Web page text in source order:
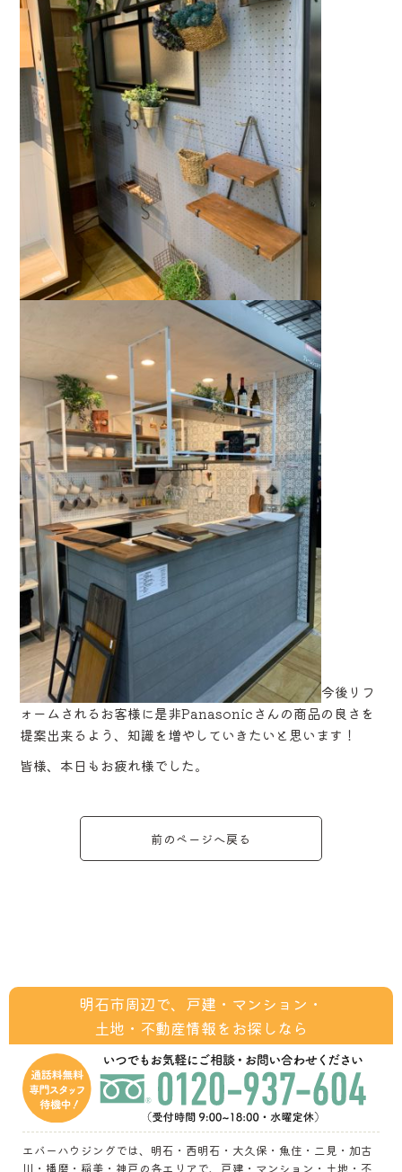
今後リフ
ォームされるお客様に是非Panasonicさんの商品の良さを
提案出来るよう、知識を増やしていきたいと思います！
皆様、本日もお疲れ様でした。
前のページへ戻る
明石市周辺で、戸建・マンション・
土地・不動産情報をお探しなら
エバーハウジングでは、明石・西明石・大久保・魚住・二見・加古
川・播磨・稲美・神戸の各エリアで、戸建・マンション・土地・不